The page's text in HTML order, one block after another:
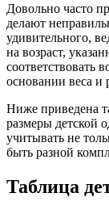
Довольно часто
делают
удивительного,
на возраст,
соответствовать
основании веса и
Ниже приведена
размеры детской
учитывать не
быть разной
Таблица